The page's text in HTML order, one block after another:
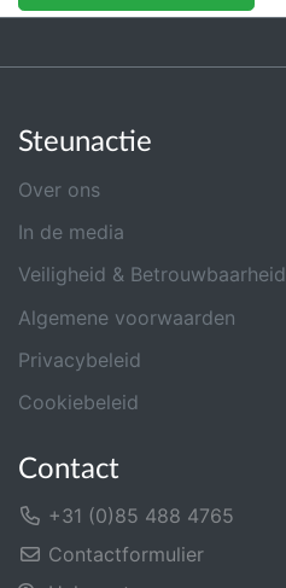
Steunactie
Over ons
In de media
Veiligheid & Betrouwbaarheid
Algemene voorwaarden
Privacybeleid
Cookiebeleid
Contact
+31 (0)85 488 4765
Contactformulier